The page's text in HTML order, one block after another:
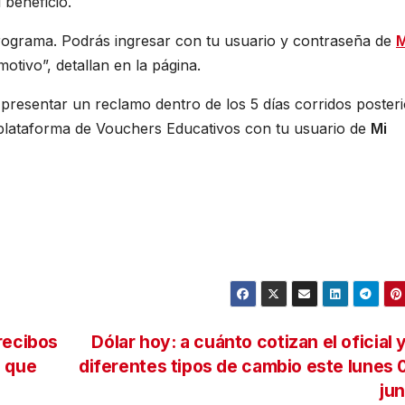
Podrás ingresar con tu usuario y contraseña de
detallan en la página.
un reclamo dentro de los 5 días corridos
de Vouchers Educativos con tu usuario de Mi
Dólar hoy: a cuánto cotizan el oficial
diferentes tipos de cambio este lunes
que